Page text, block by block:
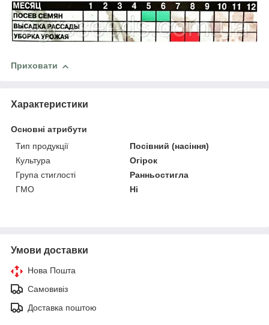
Приховати
Характеристики
Основні атрибути
Тип продукції
Посівний (насіння)
Культура
Огірок
Група стиглості
Ранньостигла
ГМО
Ні
Умови доставки
Нова Пошта
Самовивіз
Доставка поштою